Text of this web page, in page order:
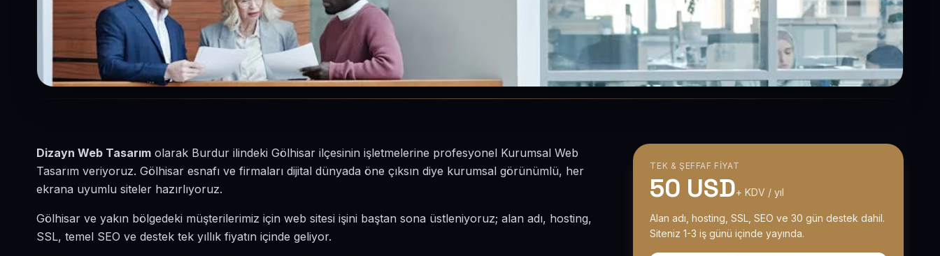
Dizayn Web Tasarım olarak Burdur ilindeki Gölhisar ilçesinin işletmelerine profesyonel Kurumsal Web
Tasarım veriyoruz. Gölhisar esnafı ve firmaları dijital dünyada öne çıksın diye kurumsal görünümlü, her
ekrana uyumlu siteler hazırlıyoruz.
Gölhisar ve yakın bölgedeki müşterilerimiz için web sitesi işini baştan sona üstleniyoruz; alan adı, hosting,
SSL, temel SEO ve destek tek yıllık fiyatın içinde geliyor.
TEK & ŞEFFAF FIYAT
50 USD+ KDV / yıl
Alan adı, hosting, SSL, SEO ve 30 gün destek dahil.
Siteniz 1-3 iş günü içinde yayında.